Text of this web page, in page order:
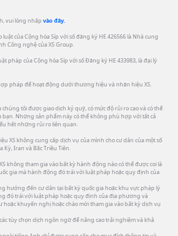
vui lòng nhấp vào đây.
của Cộng hòa Síp với số đăng ký HE 426566 là Nhà cung
Công nghệ của XS Group.
pháp của Cộng hòa Síp với số Đăng ký HE 433983, là đại lý
pháp để hoạt động dưới thương hiệu và nhãn hiệu XS.
chúng tôi được giao dịch ký quỹ, có mức độ rủi ro cao và có thể
Những sản phẩm này có thể không phù hợp với tất cả
hết những rủi ro liên quan.
XS không cung cấp dịch vụ của mình cho cư dân của một số
Iran và Bắc Triều Tiên.
XS không tham gia vào bất kỳ hành động nào có thể được coi là
gia mà hành động đó trái với luật pháp hoặc quy định của
hướng đến cư dân tại bất kỳ quốc gia hoặc khu vực pháp lý
đó trái với luật pháp hoặc quy định của địa phương và
khuyến nghị hoặc chào mời tham gia vào bất kỳ dịch vụ
tùy chọn dịch ngôn ngữ để nâng cao trải nghiệm và khả